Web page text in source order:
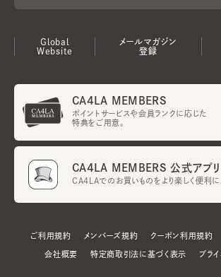
Global
Website
メールマガジン
登録
CA4LA MEMBERS
ポイントサービスや会員ランクに応じた
特典をご用意。
CA4LA MEMBERS 公式アプリ
CA4LAでのお買いものをより楽しく便利に
ご利用規約 メンバーズ規約 クーポン利用規約
会社概要 特定商取引法に基づく表示 プラ